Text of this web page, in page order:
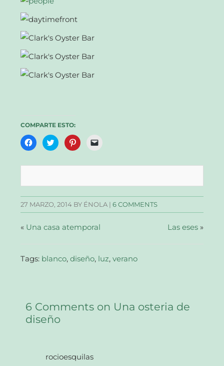
COMPARTE ESTO:
Haz
clic
en
abre
una
ventana
nueva)
Haz
clic
en
abre
una
ventana
nueva)
Haz
clic
en
abre
una
ventana
nueva)
Haz
clic
un
correo
a
un
amigo
abre
en
27 MARZO, 2014 BY ÉNOLA |6 COMMENTS
« Una casa atemporal Las eses»
Tags: blanco,diseño, luz,verano
6 Comments on Una osteria de
diseño
rocioesquilas